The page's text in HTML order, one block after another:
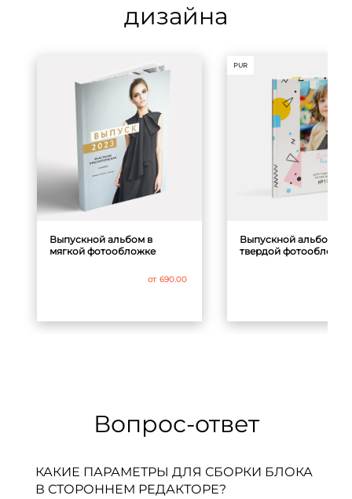
дизайна
Выпускной альбом в
мягкой фотообложке
от 690.00
PUR
Выпускной альбом в
твердой фотообложке
Вопрос-ответ
КАКИЕ ПАРАМЕТРЫ ДЛЯ СБОРКИ БЛОКА
В СТОРОННЕМ РЕДАКТОРЕ?